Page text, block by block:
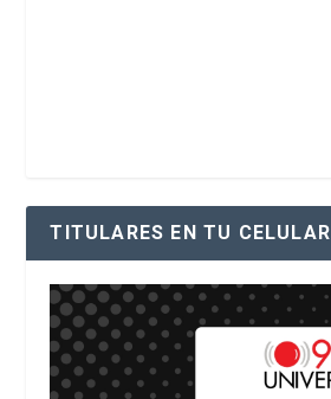
TITULARES EN TU CELULAR